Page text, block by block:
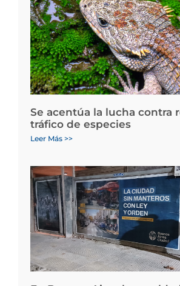
Se acentúa la lucha contra
tráfico de especies
Leer Más >>